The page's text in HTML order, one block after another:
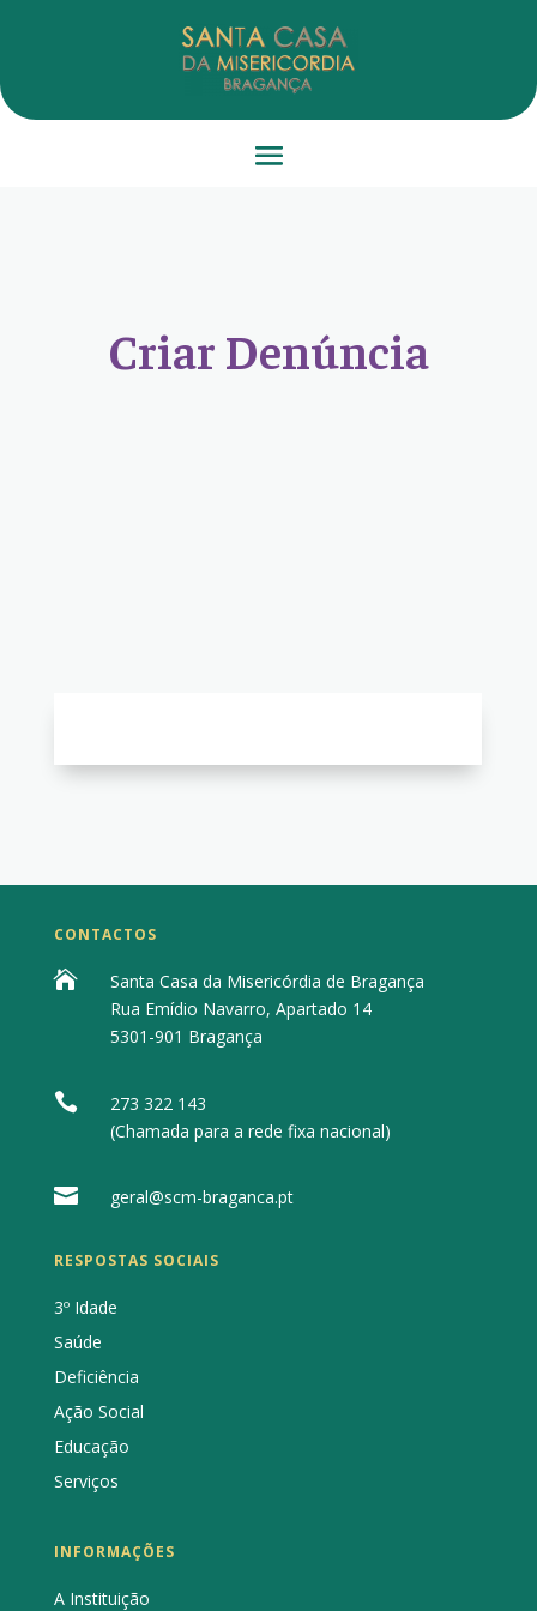
Criar Denúncia
CONTACTOS

Santa Casa da Misericórdia de Bragança
Rua Emídio Navarro, Apartado 14
5301-901 Bragança

273 322 143
(Chamada para a rede fixa nacional)
 geral@scm-braganca.pt
RESPOSTAS SOCIAIS
3º Idade
Saúde
Deficiência
Ação Social
Educação
Serviços
INFORMAÇÕES
A Instituição